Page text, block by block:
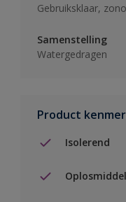
Gebruiksklaar,
Samenstelling
Watergedragen
Product
Isolerend